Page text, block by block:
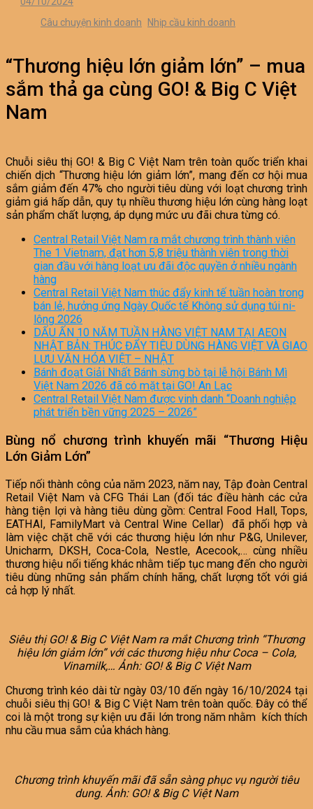
Câu chuyện kinh doanh
Nhịp cầu kinh doanh
“Thương hiệu lớn giảm lớn” – mua
sắm thả ga cùng GO! & Big C Việt
Nam
Chuỗi siêu thị GO! & Big C Việt Nam trên toàn quốc triển khai
chiến dịch “Thương hiệu lớn giảm lớn”, mang đến cơ hội mua
sắm giảm đến 47% cho người tiêu dùng với loạt chương trình
giảm giá hấp dẫn, quy tụ nhiều thương hiệu lớn cùng hàng loạt
sản phẩm chất lượng, áp dụng mức ưu đãi chưa từng có.
Central Retail Việt Nam ra mắt chương trình thành viên
The 1 Vietnam, đạt hơn 5,8 triệu thành viên trong thời
gian đầu với hàng loạt ưu đãi độc quyền ở nhiều ngành
hàng
Central Retail Việt Nam thúc đẩy kinh tế tuần hoàn trong
bán lẻ, hưởng ứng Ngày Quốc tế Không sử dụng túi ni-
lông 2026
DẤU ẤN 10 NĂM TUẦN HÀNG VIỆT NAM TẠI AEON
NHẬT BẢN: THÚC ĐẨY TIÊU DÙNG HÀNG VIỆT VÀ GIAO
LƯU VĂN HÓA VIỆT – NHẬT
Bánh đoạt Giải Nhất Bánh sừng bò tại lễ hội Bánh Mì
Việt Nam 2026 đã có mặt tại GO! An Lạc
Central Retail Việt Nam được vinh danh “Doanh nghiệp
phát triển bền vững 2025 – 2026”
Bùng nổ chương trình khuyến mãi “Thương Hiệu
Lớn Giảm Lớn”
Tiếp nối thành công của năm 2023, năm nay, Tập đoàn Central
Retail Việt Nam và CFG Thái Lan (đối tác điều hành các cửa
hàng tiện lợi và hàng tiêu dùng gồm: Central Food Hall, Tops,
EATHAI, FamilyMart và Central Wine Cellar) đã phối hợp và
làm việc chặt chẽ với các thương hiệu lớn như P&G, Unilever,
Unicharm, DKSH, Coca-Cola, Nestle, Acecook,… cùng nhiều
thương hiệu nổi tiếng khác nhằm tiếp tục mang đến cho người
tiêu dùng những sản phẩm chính hãng, chất lượng tốt với giá
cả hợp lý nhất.
Siêu thị GO! & Big C Việt Nam ra mắt Chương trình “Thương
hiệu lớn giảm lớn” với các thương hiệu như Coca – Cola,
Vinamilk,… Ảnh: GO! & Big C Việt Nam
Chương trình kéo dài từ ngày 03/10 đến ngày 16/10/2024 tại
chuỗi siêu thị GO! & Big C Việt Nam trên toàn quốc. Đây có thể
coi là một trong sự kiện ưu đãi lớn trong năm nhằm kích thích
nhu cầu mua sắm của khách hàng.
Chương trình khuyến mãi đã sẵn sàng phục vụ người tiêu
dung. Ảnh: GO! & Big C Việt Nam